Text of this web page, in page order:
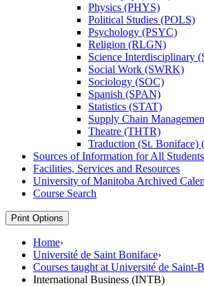
Physics (PHYS)
Political Studies (POLS)
Psychology (PSYC)
Religion (RLGN)
Science Interdisciplinary
Social Work (SWRK)
Sociology (SOC)
Spanish (SPAN)
Statistics (STAT)
Supply Chain
Theatre (THTR)
Traduction (St.
Sources of Information for All Students
Facilities, Services and Resources
University of Manitoba Archived
Course Search
Print Options
Home›
Université de Saint Boniface›
Courses taught at Université de Saint-
International Business (INTB)